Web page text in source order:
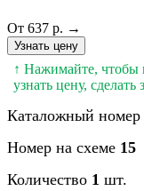
От 637 р. →
Узнать цену
↑ Нажимайте, чтобы
узнать цену, сделать
Каталожный номер
Номер на схеме 15
Количество 1 шт.